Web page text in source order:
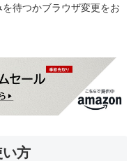
待つかブラウザ変更をお
い方